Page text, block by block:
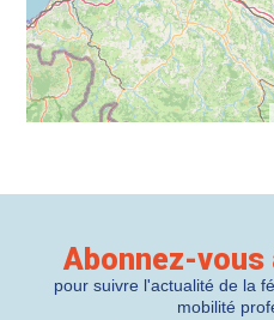
Abonnez-vous
pour suivre l'actualité de la
mobilité